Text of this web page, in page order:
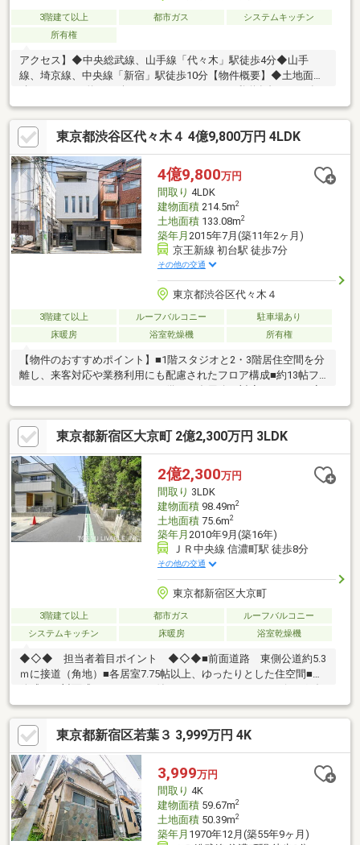
3階建て以上 都市ガス
システムキッチン
所有権
アクセス】◆中央総武線、山手線「代々木」駅徒歩4分◆山手
線、埼京線、中央線「新宿」駅徒歩10分【物件概要】◆土地面
◆建物面積：100.08㎡◆用途地域：商業地域◆屋根付きカーポー
ト有（※車種の制限がございます。）
東京都渋谷区代々木４ 4億9,800万円 4LDK
4億9,800万円
間取り 4LDK
建物面積214.5m2
土地面積133.08m2
築年月 2015年7月(築11年2ヶ月)
京王新線 初台駅 徒歩7分
その他の交通
東京都渋谷区代々木４
3階建て以上 ルーフバルコニー
駐車場あり
床暖房
浴室乾燥機 所有権
【物件のおすすめポイント】■1階スタジオと2・3階居住空間を分
離し、来客対応や業務利用にも配慮されたフロア構成■約13帖フ
リールームやサンクンフロアを備え、多用途に対応しやすい可変
性ある間取り■各階にトイレと洗面台を配置し、フロアごとに使
い分けしやすい設計■約29帖のLDKは一体感ある空間として設計さ
れ、用途に応じて柔軟なレイアウトが可能【周辺環境のおすすめ
ポイント】■京王新線「初台」駅・小田急線「参宮橋」駅の2駅2
路線利用可能。都心主要エリアへアクセスしやすい立地■徒歩5分
圏内にコンビニ・スーパー・ドラッグストアが揃う生活利便性あ
る環境お気軽にお問い合わせください。
東京都新宿区大京町 2億2,300万円 3LDK
2億2,300万円
間取り 3LDK
建物面積98.49m2
土地面積75.6m2
築年月 2010年9月(築16年)
ＪＲ中央線 信濃町駅 徒歩8分
その他の交通
東京都新宿区大京町
3階建て以上 都市ガス
ルーフバルコニー
システムキッチン
床暖房 浴室乾燥機
◆◇◆ 担当者着目ポイント ◆◇◆■前面道路 東側公道約5.3
ｍに接道（角地）■各居室7.75帖以上、ゆったりとした住空間■開
イニングには床暖房を完備、足元からお部屋を温めてくれます■
ゆとりある1616 サイズのバスルーム、窓があり自然換気が可能■
南側ルーフバルコニー（ガーデニングや家庭菜園、お子様の遊び
場として利用可）■長期優良住宅認定、フラット35S（省エネルギ
ー性）対応可■車庫付きのため、車をご所有のお客様でもご検討
頂けます（アルファード・ハイルーフ可）■床下収納あり（2Fキ
ッチンスペース、1F脱衣場スペース）
東京都新宿区若葉３ 3,999万円 4K
3,999万円
間取り 4K
建物面積59.67m2
土地面積50.39m2
築年月 1970年12月(築55年9ヶ月)